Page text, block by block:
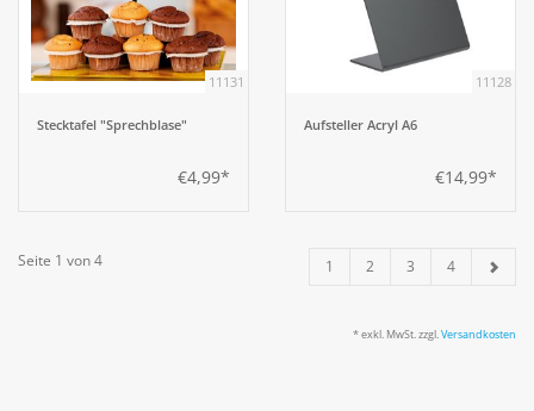
11131
Stecktafel "Sprechblase"
€4,99*
11128
Aufsteller Acryl A6
€14,99*
Seite 1 von 4 1 2 3 4
* exkl. MwSt. zzgl.Versandkosten